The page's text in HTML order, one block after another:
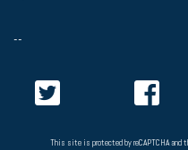
--
This site is protected by reCAPTCHA and